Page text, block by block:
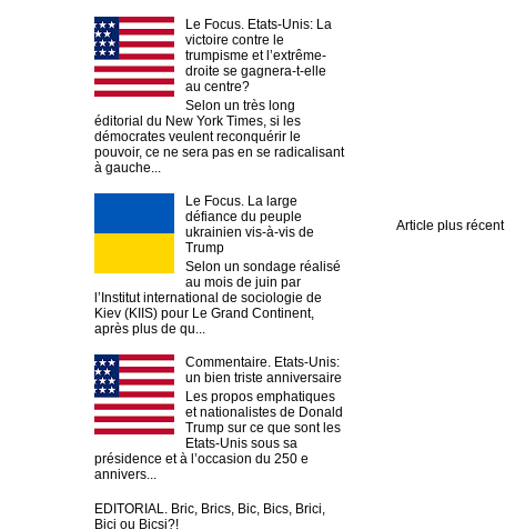
Article plus récent
Le Focus. Etats-Unis: La
victoire contre le
trumpisme et l’extrême-
droite se gagnera-t-elle
au centre?
Selon un très long
éditorial du New York Times, si les
démocrates veulent reconquérir le
pouvoir, ce ne sera pas en se radicalisant
à gauche...
Le Focus. La large
défiance du peuple
ukrainien vis-à-vis de
Trump
Selon un sondage réalisé
au mois de juin par
l’Institut international de sociologie de
Kiev (KIIS) pour Le Grand Continent,
après plus de qu...
Commentaire. Etats-Unis:
un bien triste anniversaire
Les propos emphatiques
et nationalistes de Donald
Trump sur ce que sont les
Etats-Unis sous sa
présidence et à l’occasion du 250 e
annivers...
EDITORIAL. Bric, Brics, Bic, Bics, Brici,
Bici ou Bicsi?!